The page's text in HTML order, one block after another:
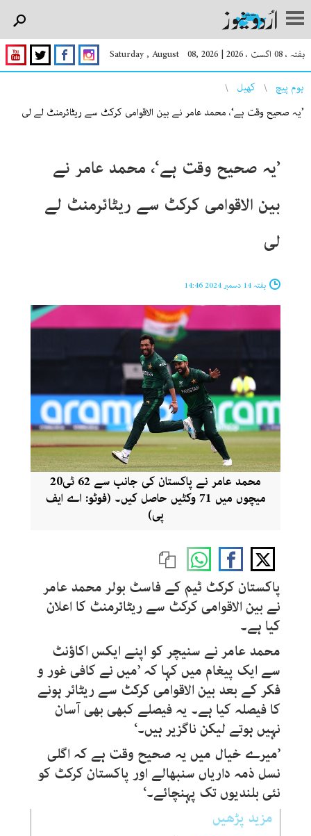
ہفتہ ، 08 اگست ، 2026 |
Saturday , August 08, 2026
You are here
ہوم پیچ
کھیل
’یہ صحیح وقت ہے‘، محمد عامر نے بین الاقوامی کرکٹ سے ریٹائرمنٹ لے لی
’یہ صحیح وقت ہے‘، محمد عامر نے
بین الاقوامی کرکٹ سے ریٹائرمنٹ لے
لی
ہفتہ 14 دسمبر 2024 14:46
محمد عامر نے پاکستان کی جانب سے 62 ٹی20
میچوں میں 71 وکٹیں حاصل کیں۔ (فوٹو: اے ایف
پی)
پاکستان کرکٹ ٹیم کے فاسٹ بولر محمد عامر
نے بین الاقوامی کرکٹ سے ریٹائرمنٹ کا اعلان
کیا ہے۔
محمد عامر نے سنیچر کو اپنے ایکس اکاؤنٹ
سے ایک پیغام میں کہا کہ ’میں نے کافی غور و
فکر کے بعد بین الاقوامی کرکٹ سے ریٹائر ہونے
کا فیصلہ کیا ہے۔ یہ فیصلے کبھی بھی آسان
نہیں ہوتے لیکن ناگزیر ہیں۔‘
’میرے خیال میں یہ صحیح وقت ہے کہ اگلی
نسل ذمہ داریاں سنبھالے اور پاکستان کرکٹ کو
نئی بلندیوں تک پہنچائے۔‘
مزید پڑھیں